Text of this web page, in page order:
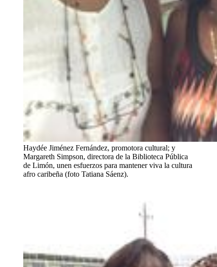
Haydée Jiménez Fernández, promotora cultural; y
Margareth Simpson, directora de la Biblioteca Pública
de Limón, unen esfuerzos para mantener viva la cultura
afro caribeña (foto Tatiana Sáenz).